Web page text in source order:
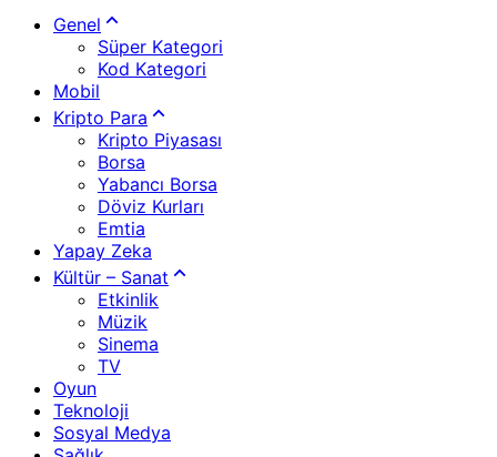
Genel
Süper Kategori
Kod Kategori
Mobil
Kripto Para
Kripto Piyasası
Borsa
Yabancı Borsa
Döviz Kurları
Emtia
Yapay Zeka
Kültür – Sanat
Etkinlik
Müzik
Sinema
TV
Oyun
Teknoloji
Sosyal Medya